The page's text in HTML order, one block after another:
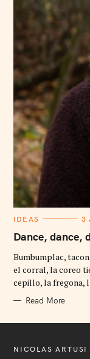
C
T
E
O
R
I
E
IDEAS 3
Dance, dance,
Bumbumplac,
el corral, la coreo
cepillo, la fregona,
Read More
NICOLAS ARTUSI